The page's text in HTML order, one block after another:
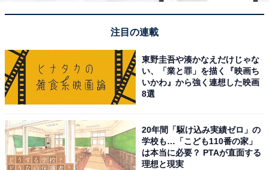
注目の連載
東野圭吾や湊かなえだけじゃな
い、「業と罪」を描く『映画ち
いかわ』から強く連想した映画
8選
20年間「駆け込み実績ゼロ」の
学校も…「こども110番の家」
は本当に必要？ PTAが直面する
理想と現実